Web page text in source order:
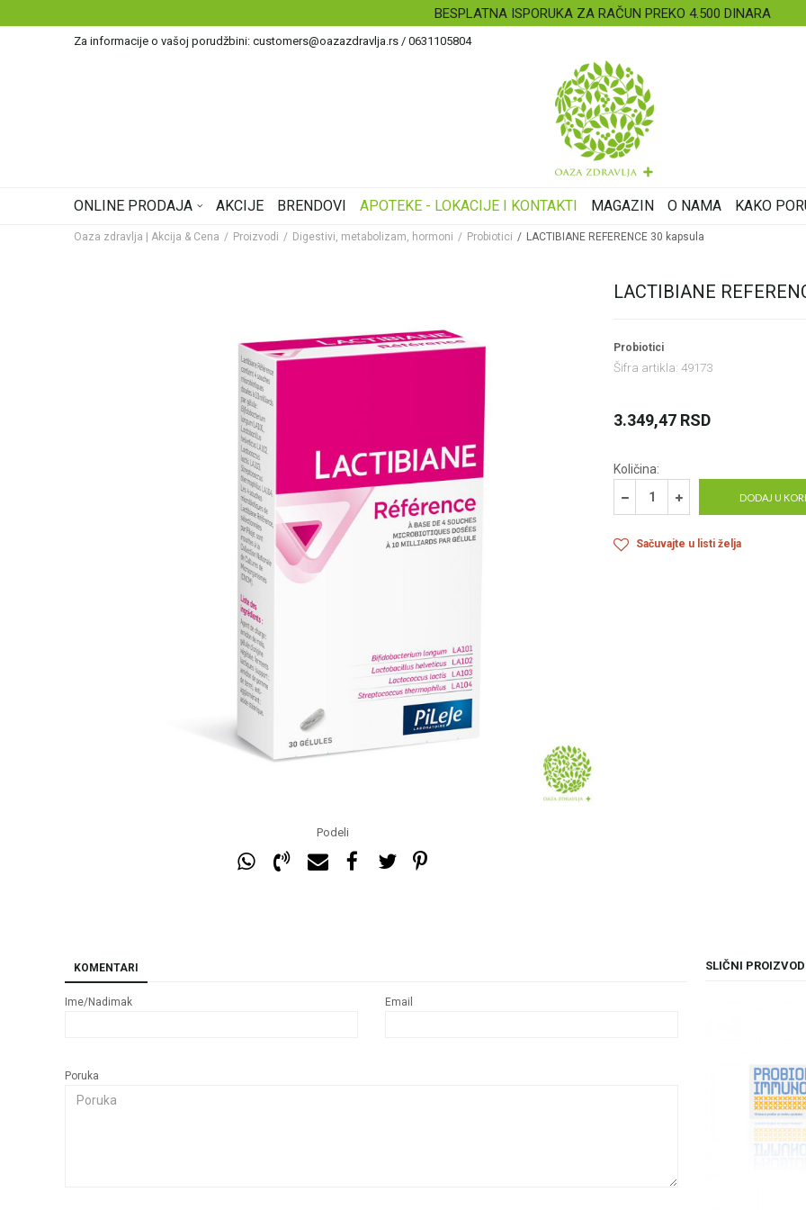
BESPLATNA ISPORUKA ZA RAČUN PREKO 4.500 DINARA
Za informacije o vašoj porudžbini: customers@oazazdravlja.rs / 0631105804
ONLINE PRODAJA AKCIJE BRENDOVI APOTEKE - LOKACIJE I KONTAKTI MAGAZIN O NAMA KAKO
Oaza zdravlja | Akcija & Cena Proizvodi Digestivi, metabolizam, hormoni Probiotici LACTIBIANE REFERENCE 30 kapsula
Podeli
LACTIBIANE
Probiotici
Šifra artikla: 49173
3.349,47 RSD
Količina:
DODAJ U
Sačuvajte u listi želja
KOMENTARI
Ime/Nadimak Email
Poruka
SLIČNI